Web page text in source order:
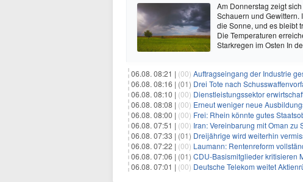
Am Donnerstag zeigt
Schauern und
die Sonne, und es bleibt
Die Temperaturen
Starkregen im Osten In
06.08. 08:21 | (00) Auftragseingang der Industrie
06.08. 08:16 | (01) Drei Tote nach
06.08. 08:10 | (00) Dienstleistungssektor
06.08. 08:08 | (00) Erneut weniger neue
06.08. 08:00 | (00) Frei: Rhein könnte gutes
06.08. 07:51 | (00) Iran: Vereinbarung mit Oman zu
06.08. 07:33 | (01) Dreijährige wird weiterhin
06.08. 07:22 | (00) Laumann: Rentenreform
06.08. 07:06 | (01) CDU-Basismitglieder kritisieren
06.08. 07:01 | (00) Deutsche Telekom weitet